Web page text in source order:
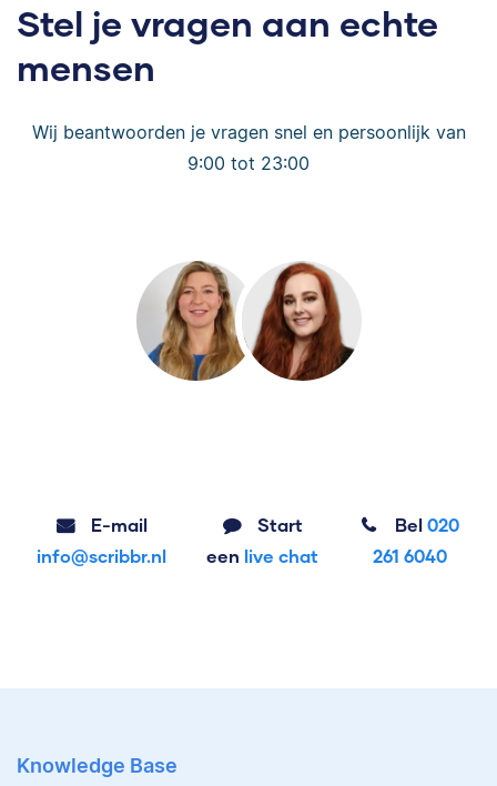
Stel je vragen aan echte
mensen
Wij beantwoorden je vragen snel en persoonlijk van
9:00 tot 23:00
E-mail
info@scribbr.nl
Start
een live chat
Bel020
261 6040
Knowledge Base